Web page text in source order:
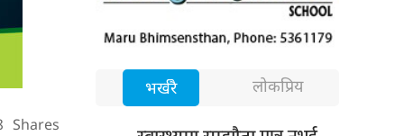
Shares
भर्खरै लोकप्रिय